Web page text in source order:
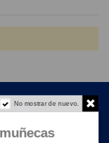
No mostrar de nuevo.